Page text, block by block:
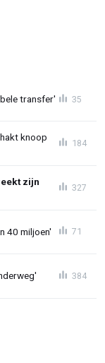
transfer' 35
knoop
184
zijn
327
40 miljoen' 71
384